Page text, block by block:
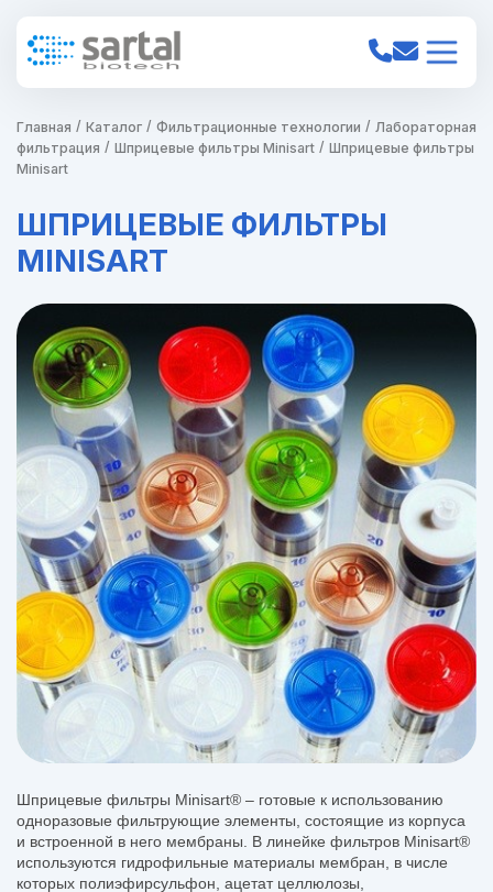
Главная Каталог Фильтрационные технологии
Лабораторная
фильтрация
Шприцевые фильтры Minisart
Шприцевые фильтры
Minisart
ШПРИЦЕВЫЕ ФИЛЬТРЫ
MINISART
Шприцевые фильтры Minisart® – готовые к использованию
одноразовые фильтрующие элементы, состоящие из корпуса
и встроенной в него мембраны. В линейке фильтров Minisart®
используются гидрофильные материалы мембран, в числе
которых полиэфирсульфон, ацетат целлюлозы,